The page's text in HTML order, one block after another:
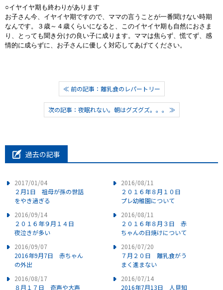
○イヤイヤ期も終わりがあります
お子さん今、イヤイヤ期ですので、ママの言うことが一番聞けない時期
なんです。３歳～４歳くらいになると、このイヤイヤ期も自然におさま
り、とっても聞き分けの良い子に成ります。ママは焦らず、慌てず、感
情的に成らずに、お子さんに優しく対応してあげてください。
≪ 前の記事：離乳食のレパートリー
次の記事：夜眠れない。朝はグズグズ。。。 ≫
過去の記事
2017/01/04
２月1日 祖母が孫の世話
をやき過ぎる
2016/09/14
２０１６年９月１４日
夜泣きが多い
2016/09/07
2016年9月7日 赤ちゃん
の外出
2016/08/17
８月１７日 奇声や大声
2016/08/11
２０１６年８月１０日
プレ幼稚園について
2016/08/11
２０１６年８月３日 赤
ちゃんの日焼けについて
2016/07/20
７月２０日 離乳食がう
まく進まない
2016/07/14
2016年7月13日 人見知